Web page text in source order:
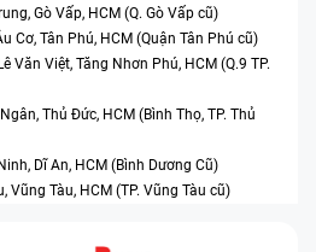
Gò Vấp, HCM (Q. Gò Vấp cũ)
Cơ, Tân Phú, HCM (Quận Tân Phú cũ)
Văn Việt, Tăng Nhơn Phú, HCM (Q.9 TP.
Thủ Đức, HCM (Bình Thọ, TP. Thủ
Dĩ An, HCM (Bình Dương Cũ)
Vũng Tàu, HCM (TP. Vũng Tàu cũ)